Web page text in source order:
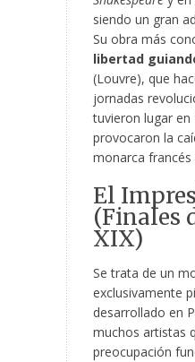
siendo un gran
Su obra más
libertad
(Louvre), que
jornadas
tuvieron lugar en
provocaron la
monarca francés
El
(Finales
XIX)
Se trata de un
exclusivamente
desarrollado en
muchos artistas
preocupación